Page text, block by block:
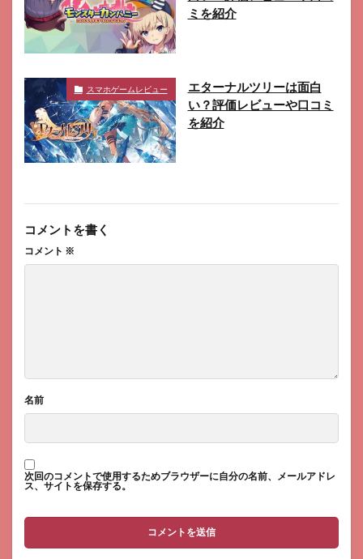
ミを紹介
スマホゲームレビュー
エターナルツリーは面白
い？評価レビューや口コミ
を紹介
コメントを書く
コメント ※
名前
次回のコメントで使用するためブラウザーに自分の名前、メールアドレ
ス、サイトを保存する。